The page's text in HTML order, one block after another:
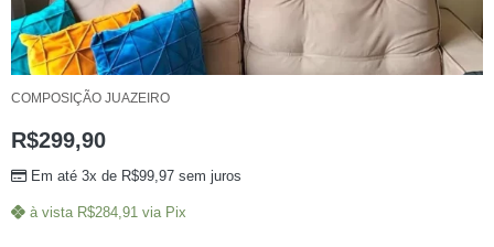
COMPOSIÇÃO JUAZEIRO
R$299,90
Em até 3x de R$99,97 sem juros
à vista R$284,91 via Pix